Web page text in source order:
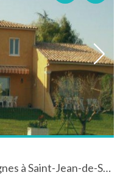
Appartement au milieu des vignes à Saint-Jean-de-Serres dans le Gard dans le Languedoc-Roussillon